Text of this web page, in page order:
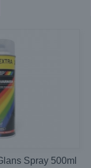
Spray 500ml